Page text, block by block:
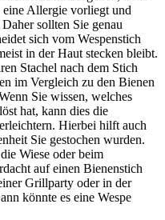
Allergie vorliegt und
sollten Sie genau
sich vom Wespenstich
in der Haut stecken bleibt.
Stachel nach dem Stich
im Vergleich zu den Bienen
Sie wissen, welches
hat, kann dies die
Hierbei hilft auch
Sie gestochen wurden.
Wiese oder beim
auf einen Bienenstich
Grillparty oder in der
könnte es eine Wespe